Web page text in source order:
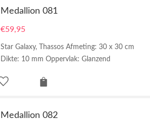
Medallion 081
€59,95
Star Galaxy, Thassos Afmeting: 30 x 30 cm
Dikte: 10 mm Oppervlak: Glanzend
Medallion 082